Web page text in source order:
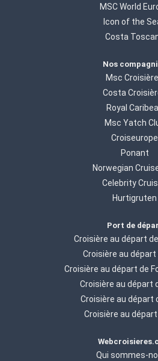
MSC World
Icon of the
Costa
Nos
Msc
Costa
Royal
Msc Yatch
Croiseurope
Ponant
Norwegian
Celebrity
Hurtigruten
Port de
Croisière au départ
Croisière au départ
Croisière au départ de
Croisière au départ
Croisière au départ
Croisière au
Qui sommes-